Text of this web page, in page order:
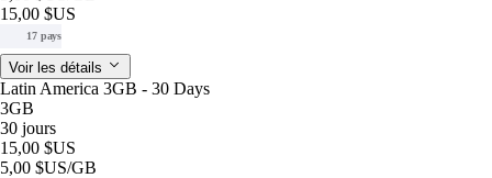
15,00 $US
17 pays
Voir les détails
Latin America 3GB - 30 Days
3GB
30 jours
15,00 $US
5,00 $US/GB